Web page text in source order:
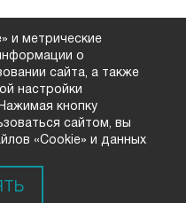
и метрические
о
сайта, а также
настройки
кнопку
сайтом, вы
«Cookie» и данных